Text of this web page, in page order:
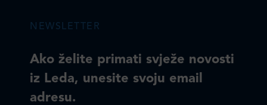
NEWSLETTER
Ako želite primati svježe novosti
iz Leda, unesite svoju email
adresu.